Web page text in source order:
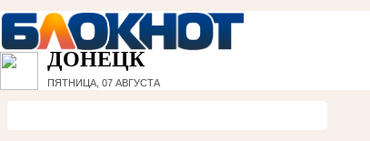
ДОНЕЦК
ПЯТНИЦА, 07 АВГУСТА